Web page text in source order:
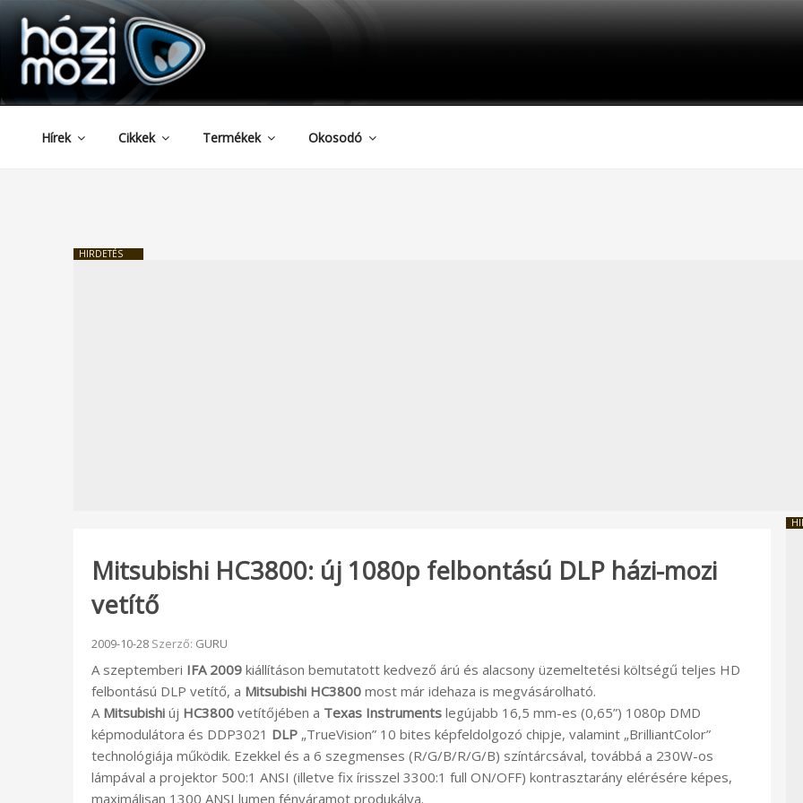
Tartalomhoz
HAZIMOZI
Hírek Cikkek Termékek Okosodó
HIRDETÉS
Mitsubishi HC3800: új 1080p felbontású DLP házi-mozi
vetítő
Beküldve:
2009-10-28 Szerző: GURU
A szeptemberi IFA 2009 kiállításon bemutatott kedvező árú és alacsony üzemeltetési költségű teljes HD
felbontású DLP vetítő, a Mitsubishi HC3800 most már idehaza is megvásárolható.
A Mitsubishi új HC3800 vetítőjében a Texas Instruments legújabb 16,5 mm-es (0,65”) 1080p DMD
képmodulátora és DDP3021 DLP „TrueVision” 10 bites képfeldolgozó chipje, valamint „BrilliantColor”
technológiája működik. Ezekkel és a 6 szegmenses (R/G/B/R/G/B) színtárcsával, továbbá a 230W-os
lámpával a projektor 500:1 ANSI (illetve fix írisszel 3300:1 full ON/OFF) kontrasztarány elérésére képes,
maximálisan 1300 ANSI lumen fényáramot produkálva.